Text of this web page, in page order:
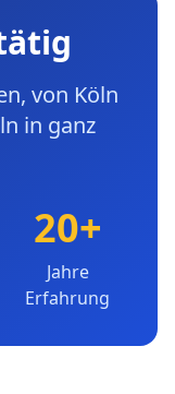
von Köln
in ganz
20+
Jahre
Erfahrung